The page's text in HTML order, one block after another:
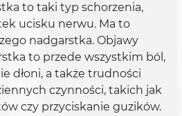
to taki typ schorzenia,
ucisku nerwu. Ma to
nadgarstka. Objawy
to przede wszystkim ból,
dłoni, a także trudności
czynności, takich jak
czy przyciskanie guzików.